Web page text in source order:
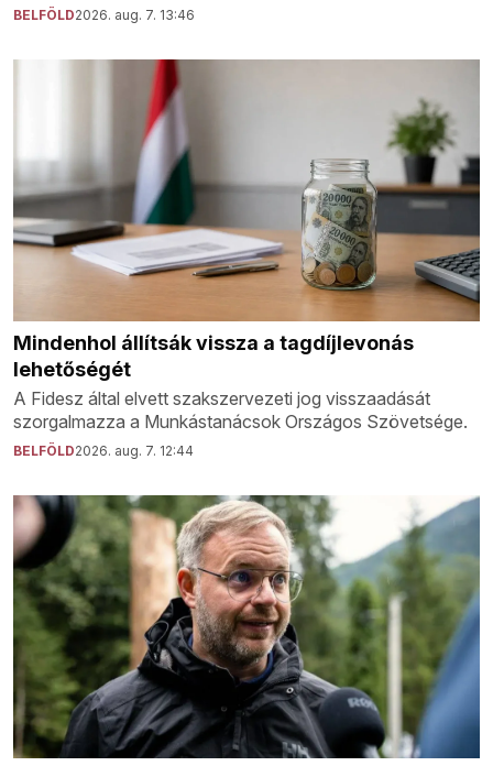
BELFÖLD2026. aug. 7. 13:46
Mindenhol állítsák vissza a tagdíjlevonás
lehetőségét
A Fidesz által elvett szakszervezeti jog visszaadását
szorgalmazza a Munkástanácsok Országos Szövetsége.
BELFÖLD2026. aug. 7. 12:44